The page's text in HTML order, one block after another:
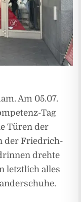
Am 05.07.
Tag
Türen der
der Friedrich-
drehte
letztlich alles